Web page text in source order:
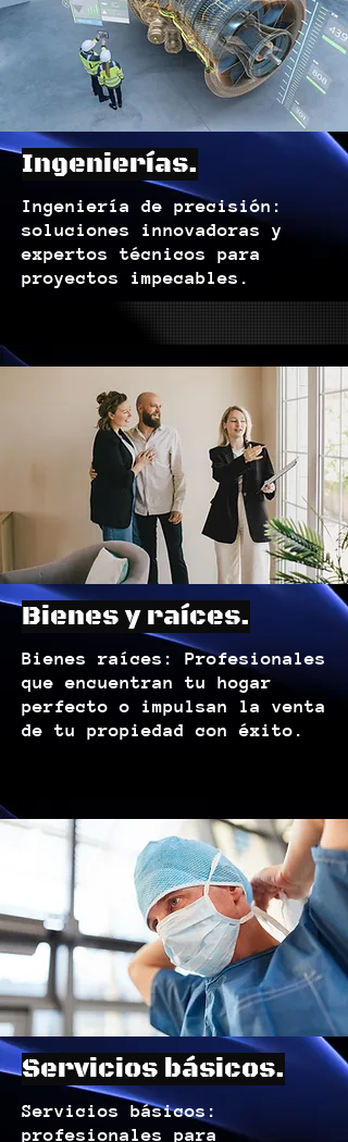
Ingenierías.
Ingeniería de precisión:
soluciones innovadoras y
expertos técnicos para
proyectos impecables.
Bienes y raíces.
Bienes raíces: Profesionales
que encuentran tu hogar
perfecto o impulsan la venta
de tu propiedad con éxito.
Servicios básicos.
Servicios básicos:
profesionales para